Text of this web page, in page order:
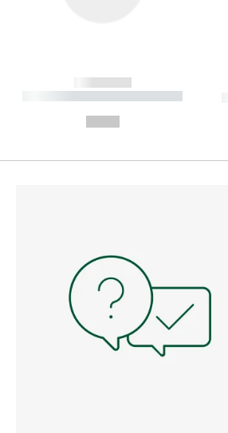
------------
----------- ----------- ----------